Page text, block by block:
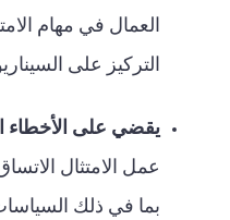
العمال في مهام
التركيز على
يقضي على الأخطاء
عمل الامتثال
بما في ذلك